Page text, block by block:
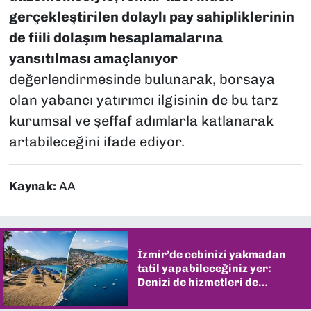
gerçekleştirilen dolaylı pay sahipliklerinin
de fiili dolaşım hesaplamalarına
yansıtılması amaçlanıyor
değerlendirmesinde bulunarak, borsaya
olan yabancı yatırımcı ilgisinin de bu tarz
kurumsal ve şeffaf adımlarla katlanarak
artabileceğini ifade ediyor.
Kaynak: AA
İzmir’de cebinizi yakmadan
tatil yapabileceğiniz yer:
Denizi de hizmetleri de